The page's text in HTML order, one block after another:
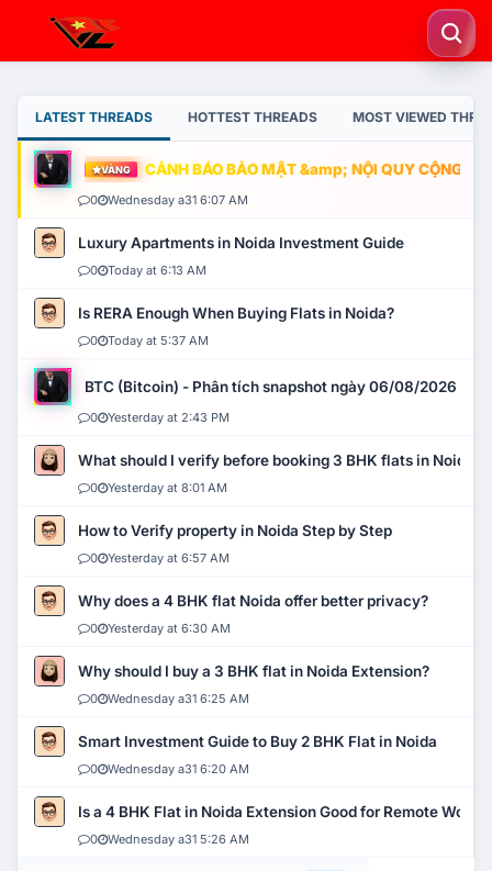
LATEST THREADS HOTTEST THREADS MOST VIEWED
VÀNG CẢNH BÁO BẢO MẬT &amp; NỘI QUY CỘNG
0 Wednesday a31 6:07 AM
Luxury Apartments in Noida Investment Guide
0 Today at 6:13 AM
Is RERA Enough When Buying Flats in Noida?
0 Today at 5:37 AM
BTC (Bitcoin) - Phân tích snapshot ngày 06/08/2026
0 Yesterday at 2:43 PM
What should I verify before booking 3 BHK flats in Noida?
0 Yesterday at 8:01 AM
How to Verify property in Noida Step by Step
0 Yesterday at 6:57 AM
Why does a 4 BHK flat Noida offer better privacy?
0 Yesterday at 6:30 AM
Why should I buy a 3 BHK flat in Noida Extension?
0 Wednesday a31 6:25 AM
Smart Investment Guide to Buy 2 BHK Flat in Noida
0 Wednesday a31 6:20 AM
Is a 4 BHK Flat in Noida Extension Good for Remote Work?
0 Wednesday a31 5:26 AM